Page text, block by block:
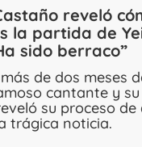
reveló
la partida de
sido berraco”
de dos meses
cantante y su
su proceso de
trágica noticia.